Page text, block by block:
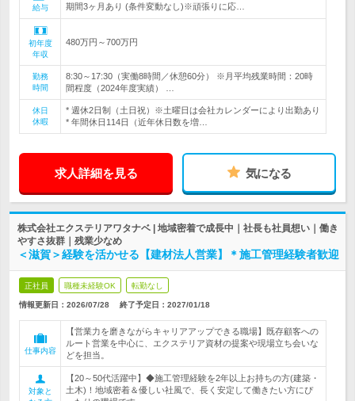
給与
期間3ヶ月あり (条件変動なし)※頑張りに応…
初年度
年収
480万円～700万円
勤務
時間
8:30～17:30（実働8時間／休憩60分） ※月平均残業時間：20時
間程度（2024年度実績） …
休日
休暇
* 週休2日制（土日祝）※土曜日は会社カレンダーにより出勤あり
* 年間休日114日（近年休日数を増…
求人詳細を見る 気になる
株式会社エクステリアワタナベ | 地域密着で成長中｜社長も社員想い｜働き
やすさ抜群｜残業少なめ
＜滋賀＞経験を活かせる【建材法人営業】＊施工管理経験者歓迎
正社員 職種未経験OK 転勤なし
情報更新日：2026/07/28 終了予定日： 2027/01/18
仕事内容
【営業力を磨きながらキャリアアップできる職場】既存顧客への
ルート営業を中心に、エクステリア資材の提案や現場立ち会いな
どを担当。
対象と
【20～50代活躍中】◆施工管理経験を2年以上お持ちの方(建築・
土木)！地域密着＆優しい社風で、長く安定して働きたい方にぴ